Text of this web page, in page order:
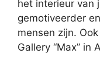
het interieur van
gemotiveerder
mensen zijn.
Gallery “Max” in